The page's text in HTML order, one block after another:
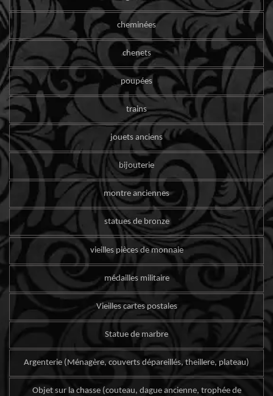
cheminées
chenets
poupées
trains
jouets anciens
bijouterie
montre anciennes
statues de bronze
vieilles pièces de monnaie
médailles militaire
Vieilles cartes postales
Statue de marbre
Argenterie (Ménagère, couverts dépareillés, theillere, plateau)
Objet sur la chasse (couteau, dague ancienne, trophée de